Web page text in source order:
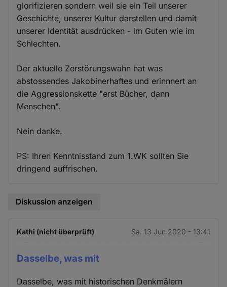
glorifizieren sondern weil sie ein Teil unserer
Geschichte, unserer Kultur darstellen und damit
unserer Identität ausdrücken - im Guten wie im
Schlechten.
Der aktuelle Zerstörungswahn hat was
abstossendes Jakobinerhaftes und erinnnert an
die Aggressionskette "erst Bücher, dann
Menschen".
Nein danke.
PS: Ihren Kenntnisstand zum 1.WK sollten Sie
dringend auffrischen.
Diskussion anzeigen
Kathi (nicht überprüft) Sa. 13 Jun 2020 - 13:41
Dasselbe, was mit
Dasselbe, was mit historischen Denkmälern